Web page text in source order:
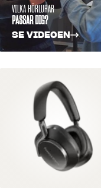
VILKA HÖRLURAR
PASSAR DIG?
SE VIDEOEN